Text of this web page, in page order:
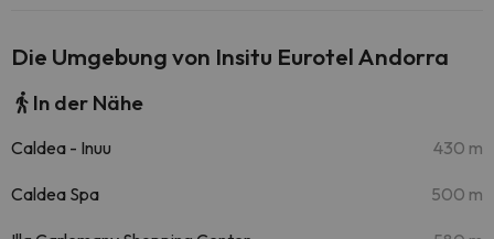
Die Umgebung von Insitu Eurotel Andorra
In der Nähe
Caldea - Inuu 430 m
Caldea Spa 500 m